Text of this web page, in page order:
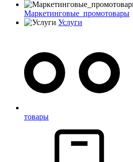
Маркетинговые_промотовары
Услуги
товары